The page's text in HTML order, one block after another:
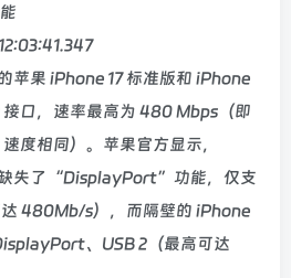
苹果 iPhone 17 标准版和 iPhone
口，速率最高为 480 Mbps（即
度相同）。苹果官方显示，
失了“DisplayPort”功能，仅支
480Mb/s），而隔壁的 iPhone
、USB 2（最高可达